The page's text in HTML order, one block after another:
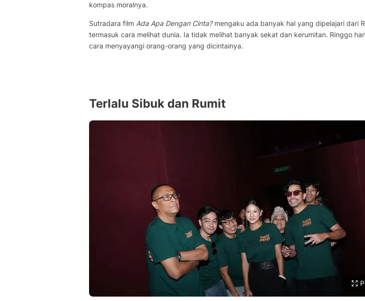
kompas moralnya.
Sutradara film Ada Apa Dengan Cinta?mengaku ada banyak hal yang dipelajari dari
termasuk cara melihat dunia. Ia tidak melihat banyak sekat dan kerumitan. Ringgo
cara menyayangi orang-orang yang dicintainya.
Terlalu Sibuk dan Rumit